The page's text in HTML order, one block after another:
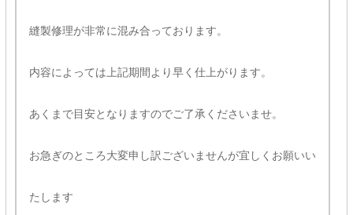
縫製修理が非常に混み合っております。
内容によっては上記期間より早く仕上がります。
あくまで目安となりますのでご了承くださいませ。
お急ぎのところ大変申し訳ございませんが宜しくお願いい
たします